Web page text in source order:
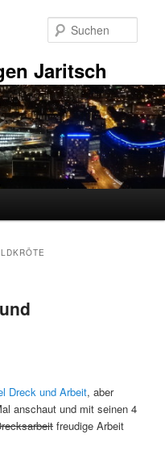
Jaritsch
Dreck und Arbeit, aber
anschaut und mit seinen 4
freudige Arbeit